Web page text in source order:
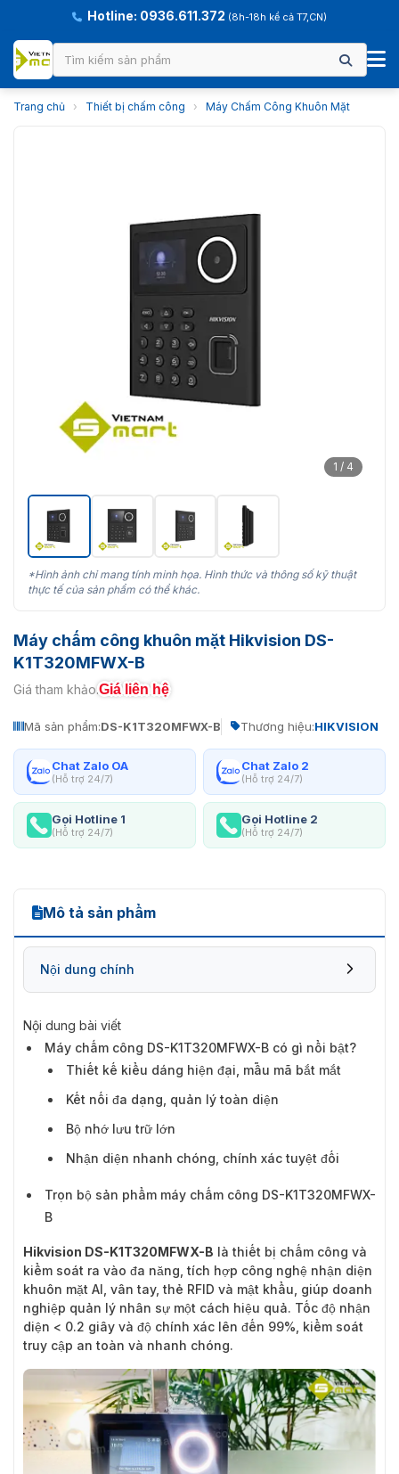
Hotline: 0936.611.372 (8h-18h kể cả T7,CN)
Trang chủ › Thiết bị chấm công › Máy Chấm Công Khuôn Mặt
1 / 4
*Hình ảnh chỉ mang tính minh họa. Hình thức và thông số kỹ thuật
thực tế của sản phẩm có thể khác.
Máy chấm công khuôn mặt Hikvision DS-
K1T320MFWX-B
Giá tham khảo:Giá liên hệ
Mã sản phẩm:DS-K1T320MFWX-B Thương hiệu:HIKVISION
Chat Zalo OA
(Hỗ trợ 24/7)
Chat Zalo 2
(Hỗ trợ 24/7)
Gọi Hotline 1
(Hỗ trợ 24/7)
Gọi Hotline 2
(Hỗ trợ 24/7)
Mô tả sản phẩm
Nội dung chính
Nội dung bài viết
Máy chấm công DS-K1T320MFWX-B có gì nổi bật?
Thiết kế kiểu dáng hiện đại, mẫu mã bắt mắt
Kết nối đa dạng, quản lý toàn diện
Bộ nhớ lưu trữ lớn
Nhận diện nhanh chóng, chính xác tuyệt đối
Trọn bộ sản phẩm máy chấm công DS-K1T320MFWX-
B
Hikvision DS-K1T320MFWX-B là thiết bị chấm công và
kiểm soát ra vào đa năng, tích hợp công nghệ nhận diện
khuôn mặt AI, vân tay, thẻ RFID và mật khẩu, giúp doanh
nghiệp quản lý nhân sự một cách hiệu quả. Tốc độ nhận
diện < 0.2 giây và độ chính xác lên đến 99%, kiểm soát
truy cập an toàn và nhanh chóng.